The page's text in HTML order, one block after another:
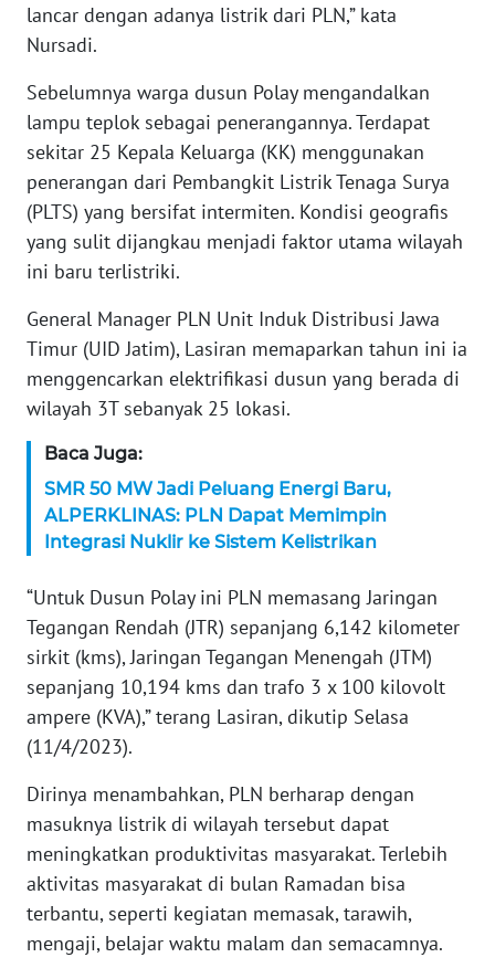
lancar dengan adanya listrik dari PLN,” kata
Nursadi.
Sebelumnya warga dusun Polay mengandalkan
lampu teplok sebagai penerangannya. Terdapat
sekitar 25 Kepala Keluarga (KK) menggunakan
penerangan dari Pembangkit Listrik Tenaga Surya
(PLTS) yang bersifat intermiten. Kondisi geografis
yang sulit dijangkau menjadi faktor utama wilayah
ini baru terlistriki.
General Manager PLN Unit Induk Distribusi Jawa
Timur (UID Jatim), Lasiran memaparkan tahun ini ia
menggencarkan elektrifikasi dusun yang berada di
wilayah 3T sebanyak 25 lokasi.
Baca Juga:
SMR 50 MW Jadi Peluang Energi Baru,
ALPERKLINAS: PLN Dapat Memimpin
Integrasi Nuklir ke Sistem Kelistrikan
“Untuk Dusun Polay ini PLN memasang Jaringan
Tegangan Rendah (JTR) sepanjang 6,142 kilometer
sirkit (kms), Jaringan Tegangan Menengah (JTM)
sepanjang 10,194 kms dan trafo 3 x 100 kilovolt
ampere (KVA),” terang Lasiran, dikutip Selasa
(11/4/2023).
Dirinya menambahkan, PLN berharap dengan
masuknya listrik di wilayah tersebut dapat
meningkatkan produktivitas masyarakat. Terlebih
aktivitas masyarakat di bulan Ramadan bisa
terbantu, seperti kegiatan memasak, tarawih,
mengaji, belajar waktu malam dan semacamnya.
WN
BANTEN
WN
NTT
KEPRI
WN
WN
PAPUA
BARAT
WN
RIAU
WN
WN
JAMBI
WN
SULTRA
WN
NTB
WN
WN